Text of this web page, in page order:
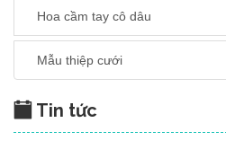
Hoa cầm tay cô dâu
Mẫu thiệp cưới
Tin tức